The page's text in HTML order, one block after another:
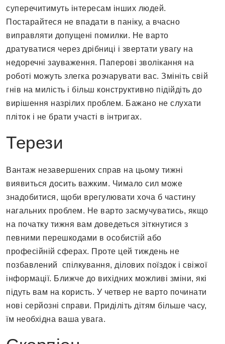
суперечитимуть інтересам інших людей.
Постарайтеся не впадати в паніку, а вчасно
виправляти допущені помилки. Не варто
дратуватися через дрібниці і звертати увагу на
недоречні зауваження. Паперові зволікання на
роботі можуть злегка розчарувати вас. Змініть свій
гнів на милість і більш конструктивно підійдіть до
вирішення назрілих проблем. Бажано не слухати
пліток і не брати участі в інтригах.
Терези
Вантаж незавершених справ на цьому тижні
виявиться досить важким. Чимало сил може
знадобитися, щоби врегулювати хоча б частину
нагальних проблем. Не варто засмучуватись, якщо
на початку тижня вам доведеться зіткнутися з
певними перешкодами в особистій або
професійній сферах. Проте цей тиждень не
позбавлений ​​ спілкування, ділових поїздок і свіжої
інформації. Ближче до вихідних можливі зміни, які
підуть вам на користь. У четвер не варто починати
нові серйозні справи. Приділіть дітям більше часу,
їм необхідна ваша увага.